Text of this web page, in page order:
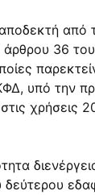
από
36
υπό την
χρήσεις